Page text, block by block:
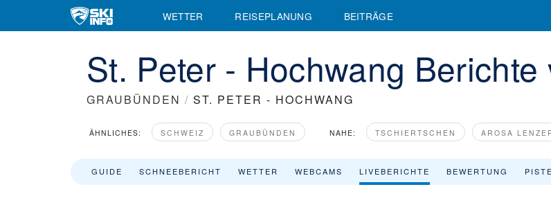
WETTER REISEPLANUNG BEITRÄGE
St. Peter - Hochwang
GRAUBÜNDEN / ST. PETER - HOCHWANG
ÄHNLICHES: SCHWEIZ GRAUBÜNDEN NAHE: TSCHIERTSCHEN AROSA
GUIDE SCHNEEBERICHT WETTER WEBCAMS LIVEBERICHTE BEWERTUNG